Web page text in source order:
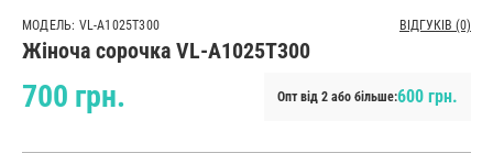
МОДЕЛЬ: VL-A1025T300 ВІДГУКІВ (0)
Жіноча сорочка VL-A1025T300
700 грн. Опт від 2 або більше:600 грн.